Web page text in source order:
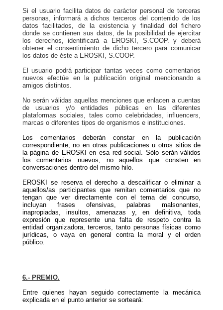
Si el usuario facilita datos de carácter personal de terceras
personas, informará a dichos terceros del contenido de los
datos facilitados, de la existencia y finalidad del fichero
donde se contienen sus datos, de la posibilidad de ejercitar
los derechos, identificará a EROSKI, S.COOP. y deberá
obtener el consentimiento de dicho tercero para comunicar
los datos de éste a EROSKI, S.COOP.
El usuario podrá participar tantas veces como comentarios
nuevos efectúe en la publicación original mencionando a
amigos distintos.
No serán válidas aquellas menciones que enlacen a cuentas
de usuarios y/o entidades públicas en las diferentes
plataformas sociales, tales como celebridades, influencers,
marcas o diferentes tipos de organismos e instituciones.
Los comentarios deberán constar en la publicación
correspondiente, no en otras publicaciones u otros sitios de
la página de EROSKI en esa red social. Sólo serán válidos
los comentarios nuevos, no aquellos que consten en
conversaciones dentro del mismo hilo.
EROSKI se reserva el derecho a descalificar o eliminar a
aquellos/as participantes que remitan comentarios que no
tengan que ver directamente con el tema del concurso,
incluyan frases ofensivas, palabras malsonantes,
inapropiadas, insultos, amenazas y, en definitiva, toda
expresión que represente una falta de respeto contra la
entidad organizadora, terceros, tanto personas físicas como
jurídicas, o vaya en general contra la moral y el orden
público.
6.- PREMIO.
Entre quienes hayan seguido correctamente la mecánica
explicada en el punto anterior se sorteará: